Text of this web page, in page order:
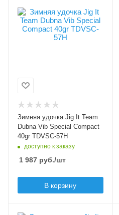
Вес удилища, гр
61
46
EVA
Модель удилища
Vib Special Compact
Длина удилища, м
0.57
40
Зимняя удочка Jig It Team
Dubna Vib Special Compact
40gr TDVSC-57H
доступно к заказу
1 987 руб./шт
В корзину